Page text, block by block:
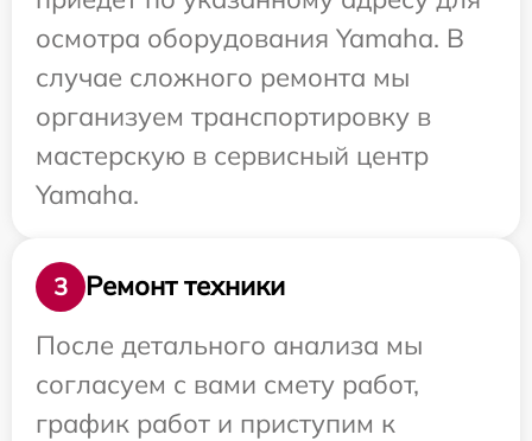
осмотра оборудования Yamaha. В
случае сложного ремонта мы
организуем транспортировку в
мастерскую в сервисный центр
Yamaha.
3
Ремонт техники
После детального анализа мы
согласуем с вами смету работ,
график работ и приступим к